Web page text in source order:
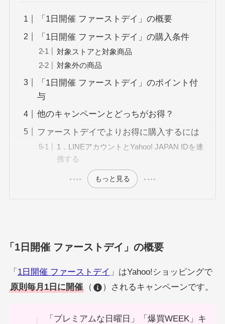
「1日開催 ファーストデイ」の概要
「1日開催 ファーストデイ」の購入条件
対象ストアと対象商品
対象外の商品
「1日開催 ファーストデイ」のポイント付
与
他のキャンペーンとどっちがお得？
ファーストデイでよりお得に購入するには
1．LINEアカウントとYahoo! JAPAN IDを連
携する
もっと見る
「1日開催 ファーストデイ」の概要
「 1日開催 ファーストデイ 」はYahoo!ショッピングで
原則毎月1日に開催（ ）されるキャンペーンです。
「プレミアムな日曜日」「爆買WEEK」キ